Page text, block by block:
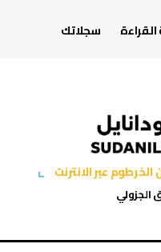
سجلاتك
عبر الانترنت
الجزولي